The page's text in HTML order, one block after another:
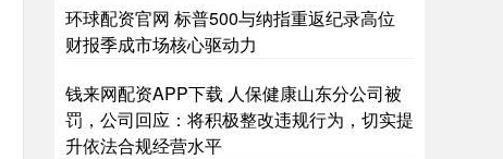
环球配资官网 标普500与纳指重返纪录高位
财报季成市场核心驱动力
钱来网配资APP下载 人保健康山东分公司被
罚，公司回应：将积极整改违规行为，切实提
升依法合规经营水平